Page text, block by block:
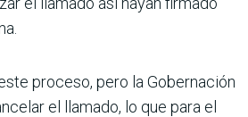
proceso, pero la Gobernación
el llamado, lo que para el